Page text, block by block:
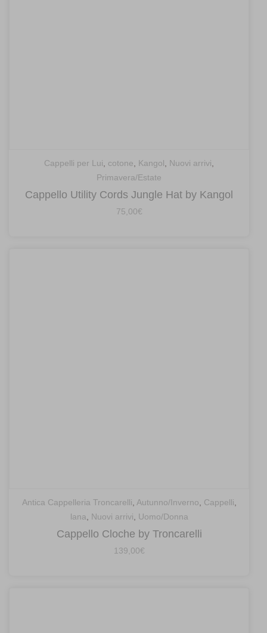
Cappelli per Lui, cotone, Kangol, Nuovi arrivi,
Primavera/Estate
Cappello Utility Cords Jungle Hat by Kangol
75,00€
Antica Cappelleria Troncarelli, Autunno/Inverno, Cappelli,
lana, Nuovi arrivi, Uomo/Donna
Cappello Cloche by Troncarelli
139,00€